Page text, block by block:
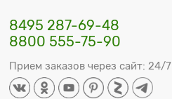
8495 287-69-48
8800 555-75-90
Прием заказов через сайт: 24/7